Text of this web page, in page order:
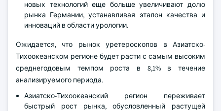
новых технологий еще больше увеличивают долю
рынка Германии, устанавливая эталон качества и
инноваций в области урологии.
Ожидается, что рынок уретероскопов в Азиатско-
Тихоокеанском регионе будет расти с самым высоким
среднегодовым темпом роста в 8,1% в течение
анализируемого периода.
Азиатско-Тихоокеанский регион переживает
быстрый рост рынка, обусловленный растущей